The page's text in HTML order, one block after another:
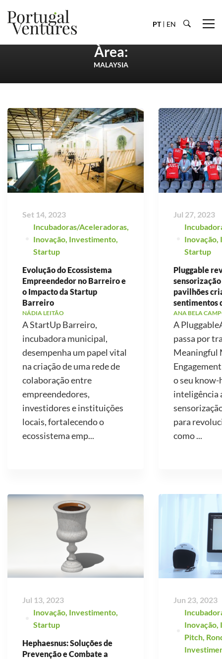
PT EN
Àrea:
MALAYSIA
Set 14, 2023
Incubadoras/Aceleradoras
Inovação Investimento
Startup
Evolução do Ecossistema
Empreendedor no Barreiro e
o Impacto da Startup
Barreiro
NÁDIA LEITÃO
A StartUp Barreiro,
incubadora municipal,
desempenha um papel vital
na criação de uma rede de
colaboração entre
empreendedores,
investidores e instituições
locais, fortalecendo o
ecossistema emp...
Jul 27, 2023
Inovação
Startup
Pluggable
pavilhões
sentimentos
ANA BELA
A
passa por
Meaningful
o seu know-
inteligência
para
como ...
Jul 13, 2023
Inovação, Investimento,
Startup
Hephaesnus: Soluções de
Prevenção e Combate a
Jun 23, 2023
Inovação,
Pitch,